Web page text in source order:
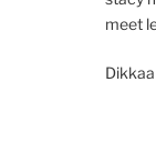
meet